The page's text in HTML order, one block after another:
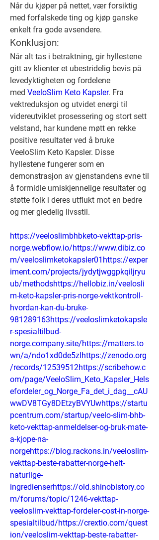
Når du kjøper på nettet, vær forsiktig
med forfalskede ting og kjøp ganske
enkelt fra gode avsendere.
Konklusjon:
Når alt tas i betraktning, gir hyllestene
gitt av klienter et ubestridelig bevis på
levedyktigheten og fordelene
med VeeloSlim Keto Kapsler. Fra
vektreduksjon og utvidet energi til
videreutviklet prosessering og stort sett
velstand, har kundene møtt en rekke
positive resultater ved å bruke
VeeloSlim Keto Kapsler. Disse
hyllestene fungerer som en
demonstrasjon av gjenstandens evne til
å formidle umiskjennelige resultater og
støtte folk i deres utflukt mot en bedre
og mer gledelig livsstil.
https://veeloslimbhbketo-vekttap-pris-
norge.webflow.io/https://www.dibiz.co
m/veeloslimketokapsler01https://exper
iment.com/projects/jydytjwggpkqiljryu
ub/methodshttps://hellobiz.in/veelosli
m-keto-kapsler-pris-norge-vektkontroll-
hvordan-kan-du-bruke-
981289163https://veeloslimketokapsle
r-spesialtilbud-
norge.company.site/https://matters.to
wn/a/ndo1xd0de5zlhttps://zenodo.org
/records/12539512https://scribehow.c
om/page/VeeloSlim_Keto_Kapsler_Hels
efordeler_og_Norge_Fa_det_i_dag__cAU
wwDV8TGy8DEtzyBVYUwhttps://startu
pcentrum.com/startup/veelo-slim-bhb-
keto-vekttap-anmeldelser-og-bruk-mate-
a-kjope-na-
norgehttps://blog.rackons.in/veeloslim-
vekttap-beste-rabatter-norge-helt-
naturlige-
ingredienserhttps://old.shinobistory.co
m/forums/topic/1246-vekttap-
veeloslim-vekttap-fordeler-cost-in-norge-
spesialtilbud/https://crextio.com/quest
ion/veeloslim-vekttap-beste-rabatter-